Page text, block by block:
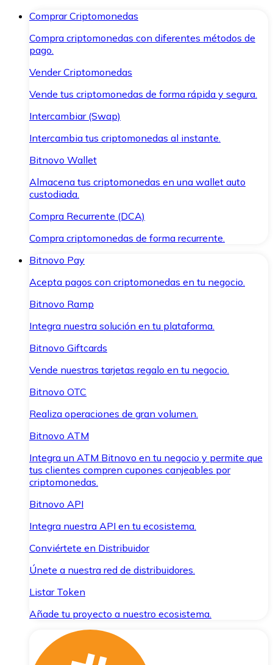
Comprar Criptomonedas
Compra criptomonedas con diferentes métodos de
pago.
Vender Criptomonedas
Vende tus criptomonedas de forma rápida y segura.
Intercambiar (Swap)
Intercambia tus criptomonedas al instante.
Bitnovo Wallet
Almacena tus criptomonedas en una wallet auto
custodiada.
Compra Recurrente (DCA)
Compra criptomonedas de forma recurrente.
Bitnovo Pay
Acepta pagos con criptomonedas en tu negocio.
Bitnovo Ramp
Integra nuestra solución en tu plataforma.
Bitnovo Giftcards
Vende nuestras tarjetas regalo en tu negocio.
Bitnovo OTC
Realiza operaciones de gran volumen.
Bitnovo ATM
Integra un ATM Bitnovo en tu negocio y permite que
tus clientes compren cupones canjeables por
criptomonedas.
Bitnovo API
Integra nuestra API en tu ecosistema.
Conviértete en Distribuidor
Únete a nuestra red de distribuidores.
Listar Token
Añade tu proyecto a nuestro ecosistema.